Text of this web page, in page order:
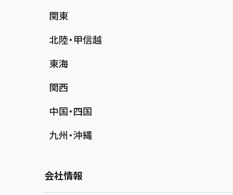
スマホスピタル大丸札幌
関東
スマホスピタル宇都宮
スマホスピタル 高崎
スマホスピタル鴻巣
スマホスピタル テルル三芳
スマホスピタル 熊谷
スマホスピタル埼玉大宮
北陸・甲信越
スマホスピタルアル・プラザ小松
スマホスピタル 北陸総合修理センター
スマホスピタル 長野
東海
スマホスピタル岐阜
スマホスピタル 浜松
スマホスピタル静岡パルコ
スマホスピタル名古屋駅前
関西
スマホスピタル 大阪梅田
スマホスピタル by デジホ 梅田地下（うめち
スマホスピタル京橋
スマホスピタル by デジホ天王寺ミオ
中国・四国
スマホスピタル 松江
スマホスピタル高松
九州・沖縄
もち
会社情報